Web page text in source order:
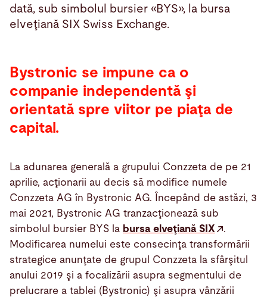
dată, sub simbolul bursier «BYS», la bursa
elveţiană SIX Swiss Exchange.
Bystronic se impune ca o
companie independentă şi
orientată spre viitor pe piaţa de
capital.
La adunarea generală a grupului Conzzeta de pe 21
aprilie, acţionarii au decis să modifice numele
Conzzeta AG în Bystronic AG. Începând de astăzi, 3
mai 2021, Bystronic AG tranzacţionează sub
simbolul bursier BYS la bursa elveţiană SIX
.
Modificarea numelui este consecinţa transformării
strategice anunţate de grupul Conzzeta la sfârşitul
anului 2019 şi a focalizării asupra segmentului de
prelucrare a tablei (Bystronic) şi asupra vânzării